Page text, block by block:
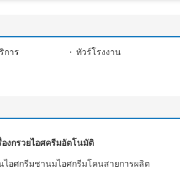
การ
ทัวร์โรงงาน
องกรวยไอศครีมอัตโนมัติ
ไอศกรีมชานมไอศกรีมโคนสายการผลิต